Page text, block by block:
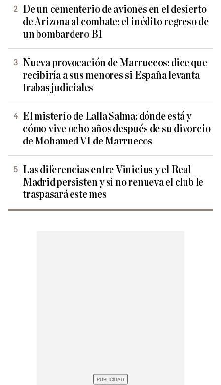
De un cementerio de aviones en el desierto
de Arizona al combate: el inédito regreso de
un bombardero B1
Nueva provocación de Marruecos: dice que
recibiría a sus menores si España levanta
trabas judiciales
El misterio de Lalla Salma: dónde está y
cómo vive ocho años después de su divorcio
de Mohamed VI de Marruecos
Las diferencias entre Vinicius y el Real
Madrid persisten y si no renueva el club le
traspasará este mes